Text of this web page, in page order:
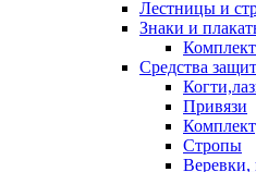
Лестницы и
Знаки и
Средства
Привязи
Стропы
Веревки,